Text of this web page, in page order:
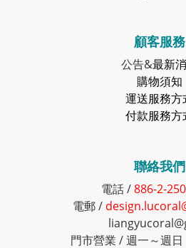
顧客服務
公告&最新
購物須知
運送服務方
付款服務方
聯絡我們
電話 /886-2-
電郵 /
門市營業 / 週一～週